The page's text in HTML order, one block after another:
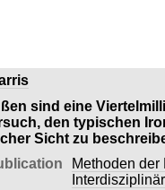
sind eine
den typischen
Sicht zu
Methoden